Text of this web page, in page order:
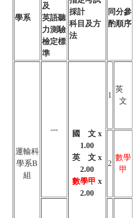
學系
及
英語聽
力測驗
檢定標
準
採計
科目及方
法
同分參
酌順序
運輸科
學系B
組
---
國 文 x
1.00
英 文 x
2.00
數學甲 x
2.00
1
英
文
2
數學
甲